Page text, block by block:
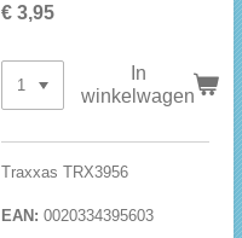
€ 3,95
In
winkelwagen
Traxxas TRX3956
EAN: 0020334395603